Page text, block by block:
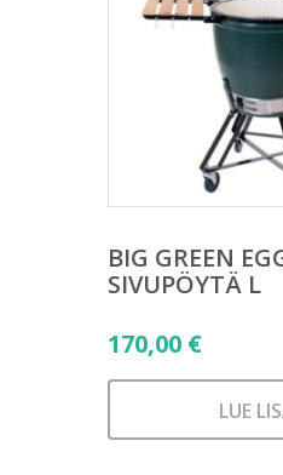
BIG GREEN
SIVUPÖYTÄ L
170,00 €
LUE